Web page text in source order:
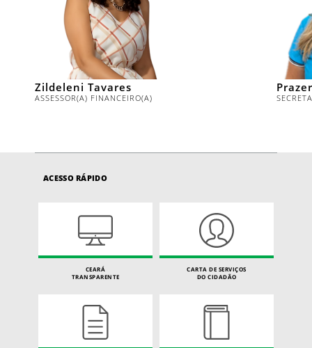
Zildeleni Tavares
ASSESSOR(A) FINANCEIRO(A)
ACESSO RÁPIDO
CEARÁ
TRANSPARENTE
CARTA DE SERVIÇOS
DO CIDADÃO